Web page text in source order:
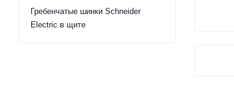
Гребенчатые шинки Schneider
Electric в щите